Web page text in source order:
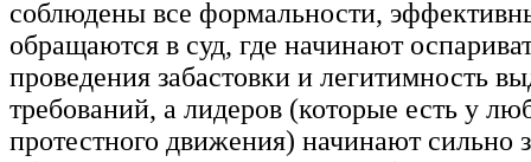
соблюдены все формальности,
обращаются в суд, где начинают
проведения забастовки и легитимность
требований, а лидеров (которые есть у
протестного движения) начинают сильно